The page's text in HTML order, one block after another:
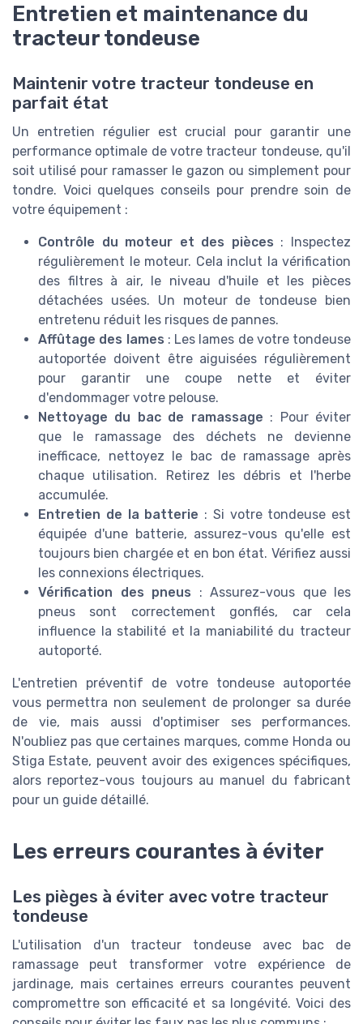
Entretien et maintenance du
tracteur tondeuse
Maintenir votre tracteur tondeuse en
parfait état
Un entretien régulier est crucial pour garantir une
performance optimale de votre tracteur tondeuse, qu'il
soit utilisé pour ramasser le gazon ou simplement pour
tondre. Voici quelques conseils pour prendre soin de
votre équipement :
Contrôle du moteur et des pièces : Inspectez
régulièrement le moteur. Cela inclut la vérification
des filtres à air, le niveau d'huile et les pièces
détachées usées. Un moteur de tondeuse bien
entretenu réduit les risques de pannes.
Affûtage des lames : Les lames de votre tondeuse
autoportée doivent être aiguisées régulièrement
pour garantir une coupe nette et éviter
d'endommager votre pelouse.
Nettoyage du bac de ramassage : Pour éviter
que le ramassage des déchets ne devienne
inefficace, nettoyez le bac de ramassage après
chaque utilisation. Retirez les débris et l'herbe
accumulée.
Entretien de la batterie : Si votre tondeuse est
équipée d'une batterie, assurez-vous qu'elle est
toujours bien chargée et en bon état. Vérifiez aussi
les connexions électriques.
Vérification des pneus : Assurez-vous que les
pneus sont correctement gonflés, car cela
influence la stabilité et la maniabilité du tracteur
autoporté.
L'entretien préventif de votre tondeuse autoportée
vous permettra non seulement de prolonger sa durée
de vie, mais aussi d'optimiser ses performances.
N'oubliez pas que certaines marques, comme Honda ou
Stiga Estate, peuvent avoir des exigences spécifiques,
alors reportez-vous toujours au manuel du fabricant
pour un guide détaillé.
Les erreurs courantes à éviter
Les pièges à éviter avec votre tracteur
tondeuse
L'utilisation d'un tracteur tondeuse avec bac de
ramassage peut transformer votre expérience de
jardinage, mais certaines erreurs courantes peuvent
compromettre son efficacité et sa longévité. Voici des